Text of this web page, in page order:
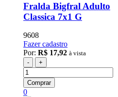
Fralda Bigfral Adulto
Classica 7x1 G
9608
Fazer cadastro
Por: R$ 17,92 à vista
-
+
Comprar
0